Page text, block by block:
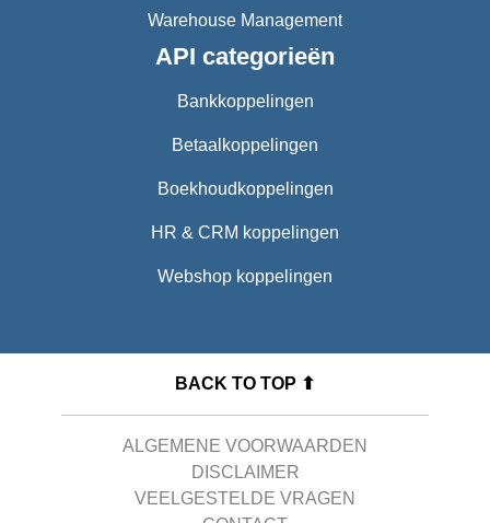
Warehouse Management
API categorieën
Bankkoppelingen
Betaalkoppelingen
Boekhoudkoppelingen
HR & CRM koppelingen
Webshop koppelingen
BACK TO TOP ⬆
ALGEMENE VOORWAARDEN
DISCLAIMER
VEELGESTELDE VRAGEN